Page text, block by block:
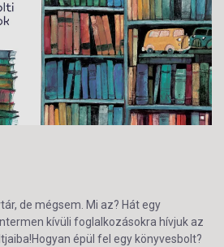
de mégsem. Mi az? Hát egy
kívüli foglalkozásokra hívjuk az
épül fel egy könyvesbolt?